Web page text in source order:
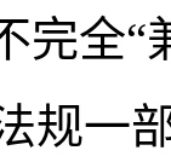
完全“
一部